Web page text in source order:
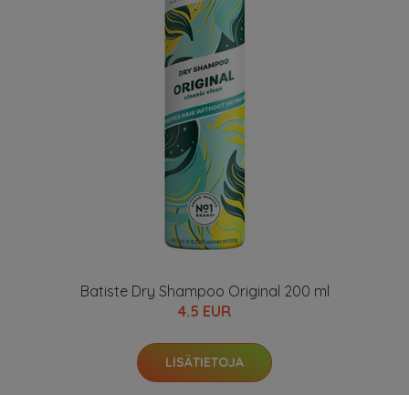
Batiste Dry Shampoo Original 200 ml
4.5 EUR
LISÄTIETOJA